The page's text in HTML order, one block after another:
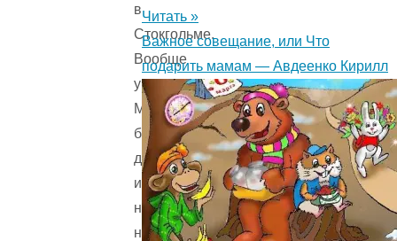
в
Стокгольме.
Вообще
у
Малыша
было
другое
имя,
настоящее,
но
Читать »
Важное совещание, или Что
подарить мамам — Авдеенко Кирилл